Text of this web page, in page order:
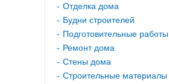
Отделка дома
Будни строителей
Подготовительные работы
Ремонт дома
Стены дома
Строительные материалы